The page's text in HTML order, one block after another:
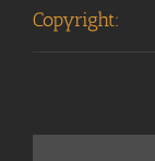
Copyright: